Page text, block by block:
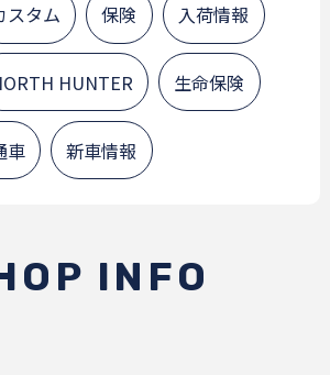
スタム 保険 入荷情報
HUNTER 生命保険
車 新車情報
INFO